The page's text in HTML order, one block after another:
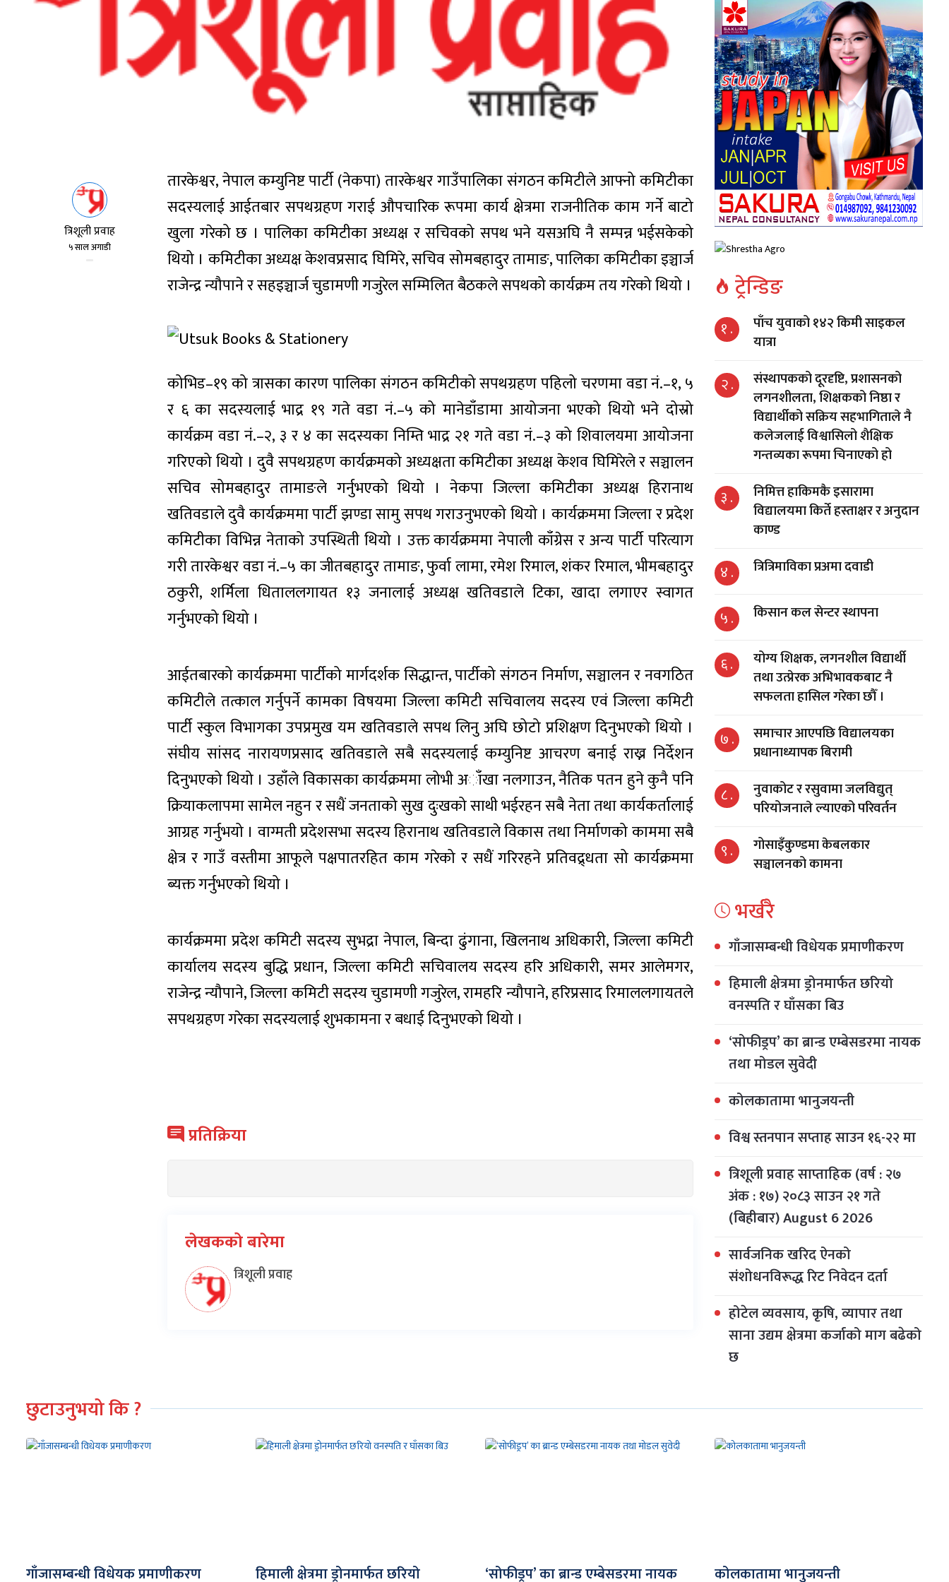
त्रिशूली प्रवाह
५ साल अगाडी
तारकेश्वर, नेपाल कम्युनिष्ट पार्टी (नेकपा) तारकेश्वर गाउँपालिका संगठन कमिटीले आफ्नो कमिटीका
सदस्यलाई आईतबार सपथग्रहण गराई औपचारिक रूपमा कार्य क्षेत्रमा राजनीतिक काम गर्ने बाटो
खुला गरेको छ । पालिका कमिटीका अध्यक्ष र सचिवको सपथ भने यसअघि नै सम्पन्न भईसकेको
थियो । कमिटीका अध्यक्ष केशवप्रसाद घिमिरे, सचिव सोमबहादुर तामाङ, पालिका कमिटीका इञ्चार्ज
राजेन्द्र न्यौपाने र सहइञ्चार्ज चुडामणी गजुरेल सम्मिलित बैठकले सपथको कार्यक्रम तय गरेको थियो ।
कोभिड–१९ को त्रासका कारण पालिका संगठन कमिटीको सपथग्रहण पहिलो चरणमा वडा नं.–१, ५
र ६ का सदस्यलाई भाद्र १९ गते वडा नं.–५ को मानेडाँडामा आयोजना भएको थियो भने दोस्रो
कार्यक्रम वडा नं.–२, ३ र ४ का सदस्यका निम्ति भाद्र २१ गते वडा नं.–३ को शिवालयमा आयोजना
गरिएको थियो । दुवै सपथग्रहण कार्यक्रमको अध्यक्षता कमिटीका अध्यक्ष केशव घिमिरेले र सञ्चालन
सचिव सोमबहादुर तामाङले गर्नुभएको थियो । नेकपा जिल्ला कमिटीका अध्यक्ष हिरानाथ
खतिवडाले दुवै कार्यक्रममा पार्टी झण्डा सामु सपथ गराउनुभएको थियो । कार्यक्रममा जिल्ला र प्रदेश
कमिटीका विभिन्न नेताको उपस्थिती थियो । उक्त कार्यक्रममा नेपाली काँग्रेस र अन्य पार्टी परित्याग
गरी तारकेश्वर वडा नं.–५ का जीतबहादुर तामाङ, फुर्वा लामा, रमेश रिमाल, शंकर रिमाल, भीमबहादुर
ठकुरी, शर्मिला धिताललगायत १३ जनालाई अध्यक्ष खतिवडाले टिका, खादा लगाएर स्वागत
गर्नुभएको थियो ।
आईतबारको कार्यक्रममा पार्टीको मार्गदर्शक सिद्धान्त, पार्टीको संगठन निर्माण, सञ्चालन र नवगठित
कमिटीले तत्काल गर्नुपर्ने कामका विषयमा जिल्ला कमिटी सचिवालय सदस्य एवं जिल्ला कमिटी
पार्टी स्कुल विभागका उपप्रमुख यम खतिवडाले सपथ लिनु अघि छोटो प्रशिक्षण दिनुभएको थियो ।
संघीय सांसद नारायणप्रसाद खतिवडाले सबै सदस्यलाई कम्युनिष्ट आचरण बनाई राख्न निर्देशन
दिनुभएको थियो । उहाँले विकासका कार्यक्रममा लोभी अाँखा नलगाउन, नैतिक पतन हुने कुनै पनि
क्रियाकलापमा सामेल नहुन र सधैं जनताको सुख दुःखको साथी भईरहन सबै नेता तथा कार्यकर्तालाई
आग्रह गर्नुभयो । वाग्मती प्रदेशसभा सदस्य हिरानाथ खतिवडाले विकास तथा निर्माणको काममा सबै
क्षेत्र र गाउँ वस्तीमा आफूले पक्षपातरहित काम गरेको र सधैं गरिरहने प्रतिवद्र्धता सो कार्यक्रममा
ब्यक्त गर्नुभएको थियो ।
कार्यक्रममा प्रदेश कमिटी सदस्य सुभद्रा नेपाल, बिन्दा ढुंगाना, खिलनाथ अधिकारी, जिल्ला कमिटी
कार्यालय सदस्य बुद्धि प्रधान, जिल्ला कमिटी सचिवालय सदस्य हरि अधिकारी, समर आलेमगर,
राजेन्द्र न्यौपाने, जिल्ला कमिटी सदस्य चुडामणी गजुरेल, रामहरि न्यौपाने, हरिप्रसाद रिमाललगायतले
सपथग्रहण गरेका सदस्यलाई शुभकामना र बधाई दिनुभएको थियो ।
प्रतिक्रिया
लेखकको बारेमा
त्रिशूली प्रवाह
ट्रेन्डिङ
१ .
पाँच युवाको १४२ किमी साइकल
यात्रा
२ .
संस्थापकको दूरदृष्टि, प्रशासनको
लगनशीलता, शिक्षकको निष्ठा र
विद्यार्थीको सक्रिय सहभागिताले नै
कलेजलाई विश्वासिलो शैक्षिक
गन्तव्यका रूपमा चिनाएको हो
३ .
निमित्त हाकिमकै इसारामा
विद्यालयमा किर्ते हस्ताक्षर र अनुदान
काण्ड
४ . त्रित्रिमाविका प्रअमा दवाडी
५ . किसान कल सेन्टर स्थापना
६ .
योग्य शिक्षक, लगनशील विद्यार्थी
तथा उत्प्रेरक अभिभावकबाट नै
सफलता हासिल गरेका छौँ ।
७ .
समाचार आएपछि विद्यालयका
प्रधानाध्यापक बिरामी
८ .
नुवाकोट र रसुवामा जलविद्युत्
परियोजनाले ल्याएको परिवर्तन
९ .
गोसाइँकुण्डमा केबलकार
सञ्चालनको कामना
भर्खरै
गाँजासम्बन्धी विधेयक प्रमाणीकरण
हिमाली क्षेत्रमा ड्रोनमार्फत छरियो
वनस्पति र घाँसका बिउ
‘सोफीड्रप’ का ब्रान्ड एम्बेसडरमा नायक
तथा मोडल सुवेदी
कोलकातामा भानुजयन्ती
विश्व स्तनपान सप्ताह साउन १६-२२ मा
त्रिशूली प्रवाह साप्ताहिक (वर्ष : २७
अंक : १७) २०८३ साउन २१ गते
(बिहीबार) August 6 2026
सार्वजनिक खरिद ऐनको
संशोधनविरूद्ध रिट निवेदन दर्ता
होटेल व्यवसाय, कृषि, व्यापार तथा
साना उद्यम क्षेत्रमा कर्जाको माग बढेको
छ
छुटाउनुभयो कि ?
गाँजासम्बन्धी विधेयक प्रमाणीकरण हिमाली क्षेत्रमा ड्रोनमार्फत छरियो ‘सोफीड्रप’ का ब्रान्ड एम्बेसडरमा नायक कोलकातामा भानुजयन्ती